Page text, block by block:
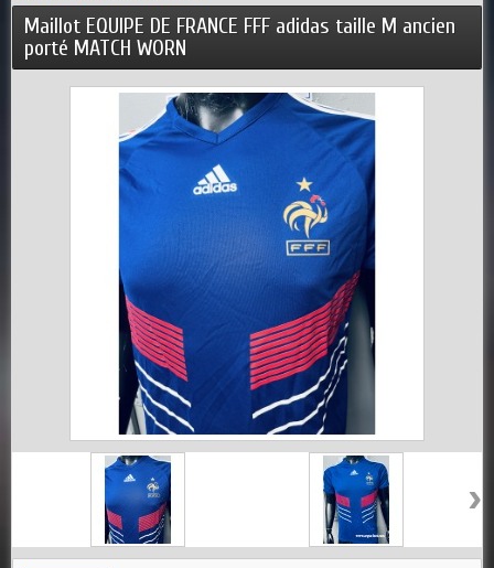
Maillot EQUIPE DE FRANCE FFF adidas taille M ancien
porté MATCH WORN
›